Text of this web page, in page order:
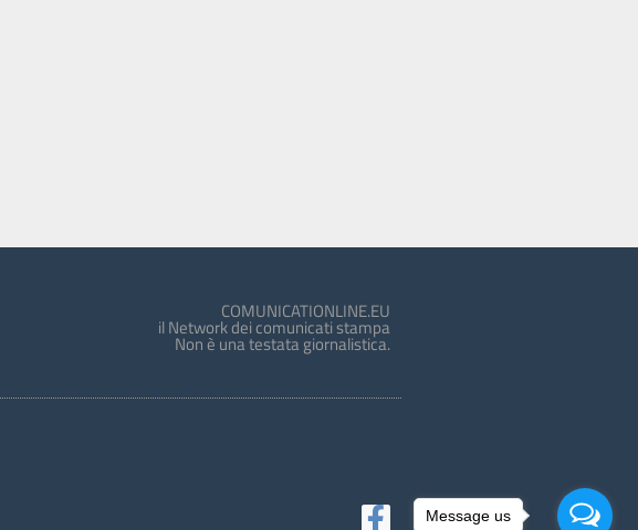
COMUNICATIONLINE.EU
il Network dei comunicati stampa
Non è una testata giornalistica.
Message us